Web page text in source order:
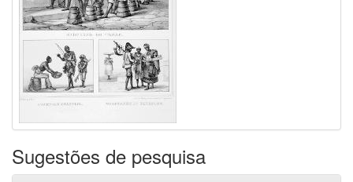
Sugestões de pesquisa